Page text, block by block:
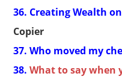
36. Creating Wealth
Copier
37. Who moved my
38.What to say when